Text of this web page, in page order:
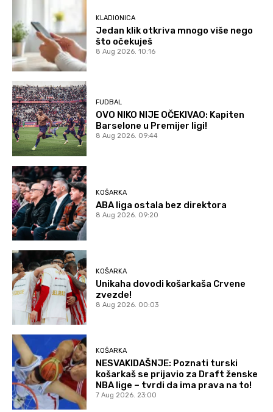
KLADIONICA
Jedan klik otkriva mnogo više nego
što očekuješ
8 Aug 2026. 10:16
FUDBAL
OVO NIKO NIJE OČEKIVAO: Kapiten
Barselone u Premijer ligi!
8 Aug 2026. 09:44
KOŠARKA
ABA liga ostala bez direktora
8 Aug 2026. 09:20
KOŠARKA
Unikaha dovodi košarkaša Crvene
zvezde!
8 Aug 2026. 00:03
KOŠARKA
NESVAKIDAŠNJE: Poznati turski
košarkaš se prijavio za Draft ženske
NBA lige – tvrdi da ima prava na to!
7 Aug 2026. 23:00